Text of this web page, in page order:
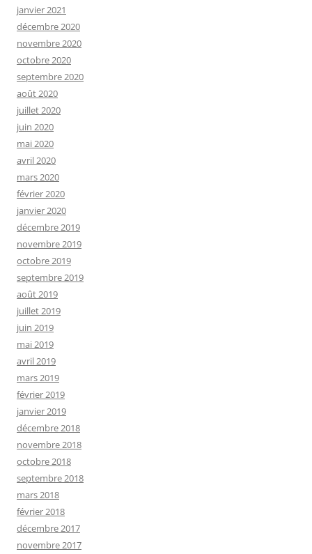
janvier 2021
décembre 2020
novembre 2020
octobre 2020
septembre 2020
août 2020
juillet 2020
juin 2020
mai 2020
avril 2020
mars 2020
février 2020
janvier 2020
décembre 2019
novembre 2019
octobre 2019
septembre 2019
août 2019
juillet 2019
juin 2019
mai 2019
avril 2019
mars 2019
février 2019
janvier 2019
décembre 2018
novembre 2018
octobre 2018
septembre 2018
mars 2018
février 2018
décembre 2017
novembre 2017